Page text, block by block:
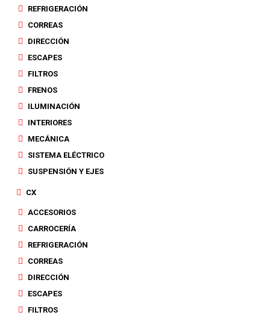
REFRIGERACIÓN
CORREAS
DIRECCIÓN
ESCAPES
FILTROS
FRENOS
ILUMINACIÓN
INTERIORES
MECÁNICA
SISTEMA ELÉCTRICO
SUSPENSIÓN Y EJES
CX
ACCESORIOS
CARROCERÍA
REFRIGERACIÓN
CORREAS
DIRECCIÓN
ESCAPES
FILTROS